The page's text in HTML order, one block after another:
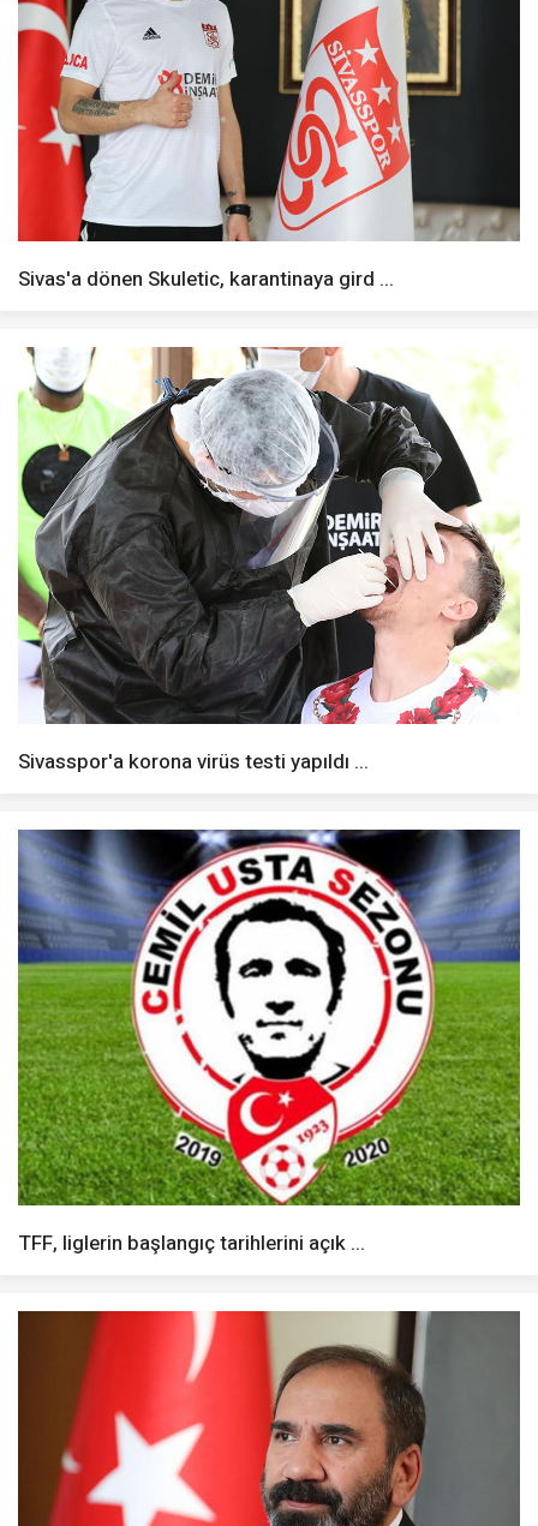
Sivas'a dönen Skuletic, karantinaya gird ...
Sivasspor'a korona virüs testi yapıldı ...
TFF, liglerin başlangıç tarihlerini açık ...